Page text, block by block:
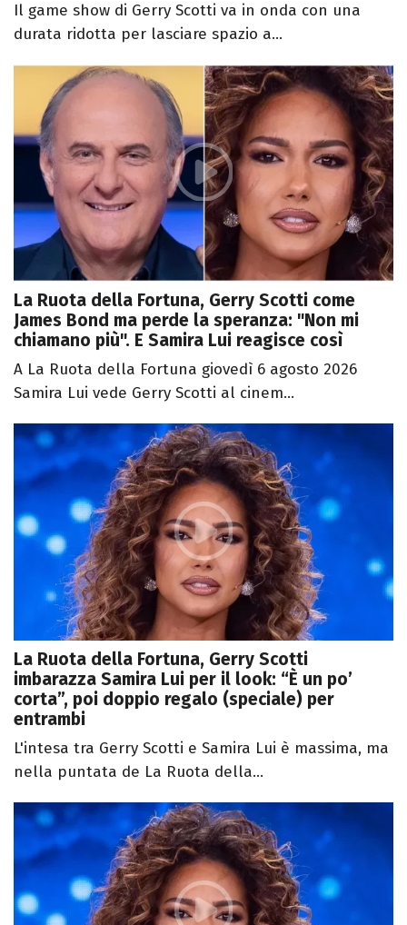
Il game show di Gerry Scotti va in onda con una
durata ridotta per lasciare spazio a...
La Ruota della Fortuna, Gerry Scotti come
James Bond ma perde la speranza: "Non mi
chiamano più". E Samira Lui reagisce così
A La Ruota della Fortuna giovedì 6 agosto 2026
Samira Lui vede Gerry Scotti al cinem...
La Ruota della Fortuna, Gerry Scotti
imbarazza Samira Lui per il look: “È un po’
corta”, poi doppio regalo (speciale) per
entrambi
L'intesa tra Gerry Scotti e Samira Lui è massima, ma
nella puntata de La Ruota della...